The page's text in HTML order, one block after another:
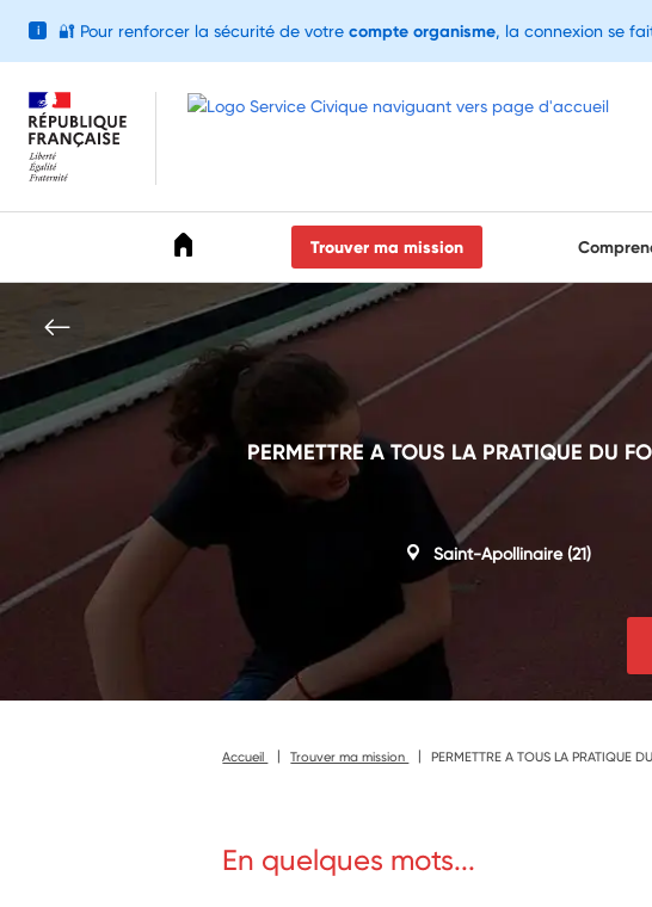
Trouver ma mission
PERMETTRE A TOUS LA PRATIQUE DU
Saint-Apollinaire(21)
Accueil Trouver ma mission PERMETTRE A TOUS LA PRATIQUE
En quelques mots...
i 🔐 Pour renforcer la sécurité de votre compte organisme, la connexion se